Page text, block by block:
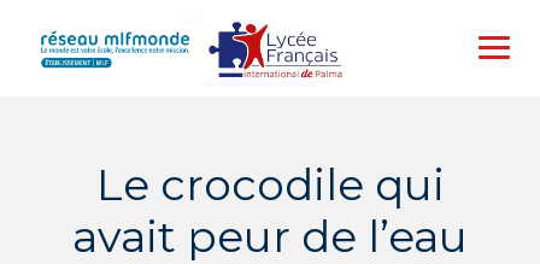
content
Le crocodile qui
avait peur de l’eau